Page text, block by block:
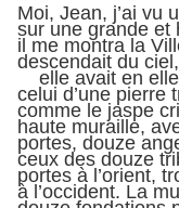
Moi, Jean, j’ai vu
sur une grande et
il me montra la
descendait du
elle avait en elle
celui d’une pierre
comme le jaspe
haute muraille,
portes, douze
ceux des douze
portes à l’orient,
à l’occident. La